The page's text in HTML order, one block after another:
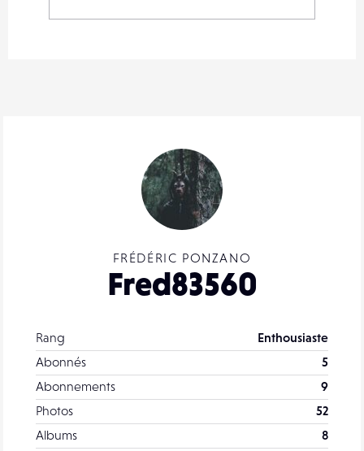
FRÉDÉRIC PONZANO
Fred83560
Rang
Enthousiaste
Abonnés
5
Abonnements
9
Photos
52
Albums
8